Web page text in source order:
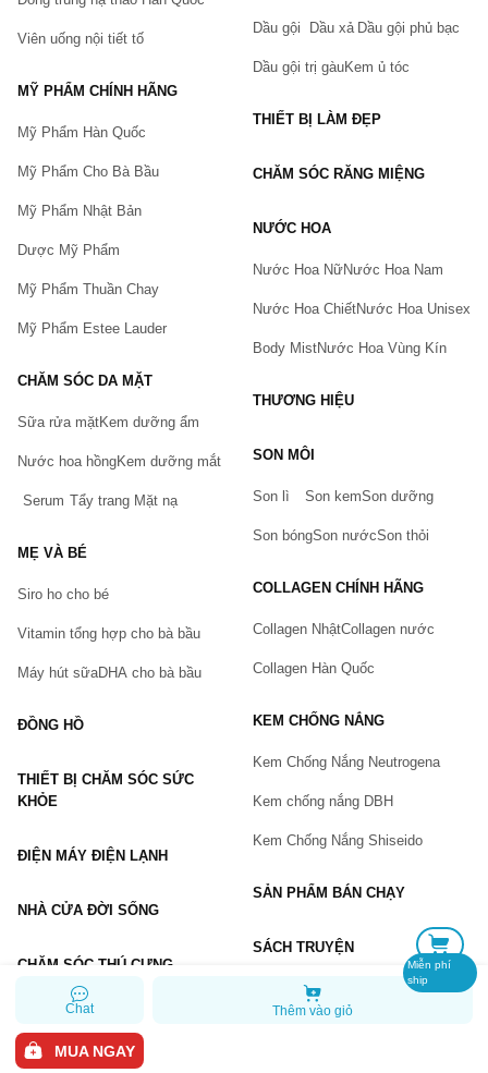
Chat Thêm vào giỏ
MUA NGAY
Miễn phí
ship
Bạn gặp vấn đề về sản phẩm hay mua hàng?
Hãy báo lỗi cho chúng tôi. Hoặc gọi cho chúng tôi qua số
Vấn đề(*)
GỬI BÁO LỖI
Viên uống nội tiết tố
MỸ PHẨM CHÍNH HÃNG
Mỹ Phẩm Hàn Quốc
Mỹ Phẩm Cho Bà Bầu
Mỹ Phẩm Nhật Bản
Dược Mỹ Phẩm
Mỹ Phẩm Thuần Chay
Mỹ Phẩm Estee Lauder
CHĂM SÓC DA MẶT
Sữa rửa mặtKem dưỡng ẩm
Nước hoa hồngKem dưỡng mắt
Serum Tẩy trang Mặt nạ
MẸ VÀ BÉ
Siro ho cho bé
Vitamin tổng hợp cho bà bầu
Máy hút sữaDHA cho bà bầu
ĐỒNG HỒ
THIẾT BỊ CHĂM SÓC SỨC
KHỎE
ĐIỆN MÁY ĐIỆN LẠNH
NHÀ CỬA ĐỜI SỐNG
CHĂM SÓC THÚ CƯNG
Dầu gội Dầu xả Dầu gội phủ bạc
Dầu gội trị gàuKem ủ tóc
THIẾT BỊ LÀM ĐẸP
CHĂM SÓC RĂNG MIỆNG
NƯỚC HOA
Nước Hoa NữNước Hoa Nam
Nước Hoa ChiếtNước Hoa Unisex
Body MistNước Hoa Vùng Kín
THƯƠNG HIỆU
SON MÔI
Son lì Son kemSon dưỡng
Son bóngSon nướcSon thỏi
COLLAGEN CHÍNH HÃNG
Collagen NhậtCollagen nước
Collagen Hàn Quốc
KEM CHỐNG NẮNG
Kem Chống Nắng Neutrogena
Kem chống nắng DBH
Kem Chống Nắng Shiseido
SẢN PHẨM BÁN CHẠY
SÁCH TRUYỆN